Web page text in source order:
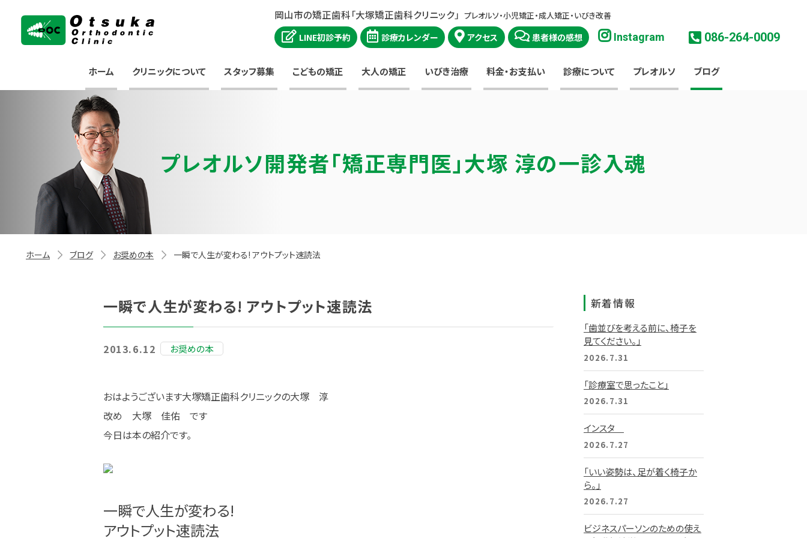
岡山市の矯正歯科「大塚矯正歯科クリニック」 プレオルソ・小児矯正・成人矯正・いびき改善
LINE初診予約 診療カレンダー アクセス 患者様の感想 Instagram 086-264-0009
ホーム クリニックについて スタッフ募集 こどもの矯正 大人の矯正 いびき治療 料金・お支払い 診療について プレオルソ ブログ
プレオルソ開発者「矯正専門医」大塚 淳の一診入魂
ホーム ブログ お奨めの本 一瞬で人生が変わる! アウトプット速読法
一瞬で人生が変わる! アウトプット速読法
2013.6.12 お奨めの本
おはようございます大塚矯正歯科クリニックの大塚 淳
改め 大塚 佳佑 です
今日は本の紹介です。
一瞬で人生が変わる!
アウトプット速読法
新着情報
「歯並びを考える前に、椅子を
見てください。」
2026.7.31
「診療室で思ったこと」
2026.7.31
インスタ
2026.7.27
「いい姿勢は、足が着く椅子か
ら。」
2026.7.27
ビジネスパーソンのための使え